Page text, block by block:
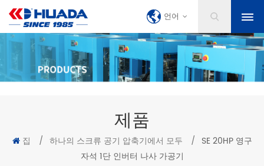
언어
제품
집 / 하나의 스크류 공기 압축기에서 모두 / SE 20HP 영구
자석 1단 인버터 나사 가공기